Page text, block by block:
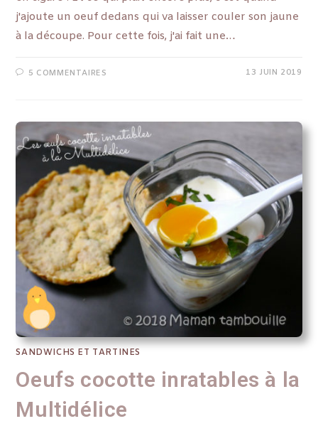
j'ajoute un oeuf dedans qui va laisser couler son jaune
à la découpe. Pour cette fois, j'ai fait une…
5 COMMENTAIRES 13 JUIN 2019
SANDWICHS ET TARTINES
Oeufs cocotte inratables à la
Multidélice